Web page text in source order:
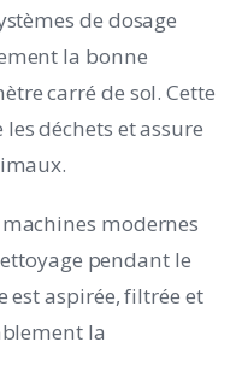
de dosage
la bonne
carré de sol. Cette
déchets et assure
machines modernes
pendant le
est aspirée, filtrée et
la